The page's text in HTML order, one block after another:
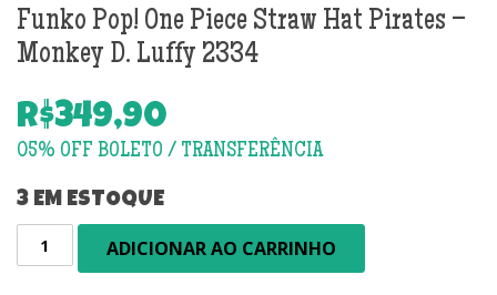
Funko Pop! One Piece Straw Hat Pirates –
Monkey D. Luffy 2334
R$349,90
3 EM ESTOQUE
Funko
Pop!
ADICIONAR AO CARRINHO